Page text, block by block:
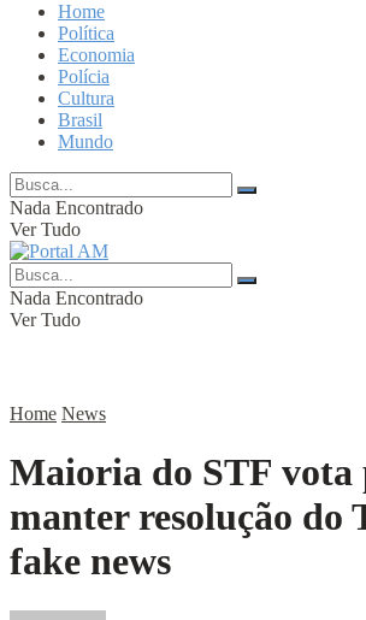
Home
Política
Economia
Polícia
Cultura
Brasil
Mundo
Nada Encontrado
Ver Tudo
Nada Encontrado
Ver Tudo
Home News
Maioria do STF vota
manter resolução do
fake news